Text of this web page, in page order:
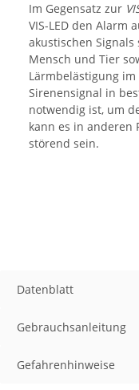
Im Gegensatz zur
VIS-LED den Alarm
akustischen
Mensch und Tier
Lärmbelästigung
Sirenensignal in
notwendig ist, um
kann es in anderen
störend sein.
Datenblatt
Gebrauchsanleitung
Gefahrenhinweise